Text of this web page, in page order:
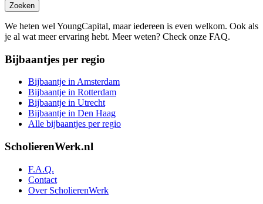
Zoeken
We heten wel YoungCapital, maar iedereen is even welkom. Ook als
je al wat meer ervaring hebt. Meer weten? Check onze FAQ.
Bijbaantjes per regio
Bijbaantje in Amsterdam
Bijbaantje in Rotterdam
Bijbaantje in Utrecht
Bijbaantje in Den Haag
Alle bijbaantjes per regio
ScholierenWerk.nl
F.A.Q.
Contact
Over ScholierenWerk